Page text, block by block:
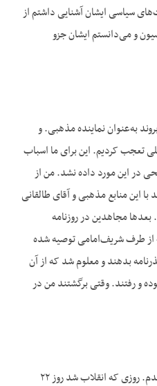
سیاسی ایشان آشنایی داشتم از
و می‌دانستم ایشان جزو
به‌عنوان نماینده مذهبی. و
تعجب کردیم. این برای ما اسباب
در این مورد داده نشد. من از
این منابع مذهبی و آقای طالقانی
مجاهدین در روزنامه
طرف شریف‌امامی توصیه شده
بدهند و معلوم شد که از آن
و رفتند. وقتی برگشتند من در
ج- در جریان انقلاب با ایشان آشنا شدم. روزی که انقلاب شد روز ۲۲